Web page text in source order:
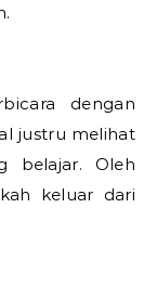
dengan
justru melihat
belajar. Oleh
keluar dari